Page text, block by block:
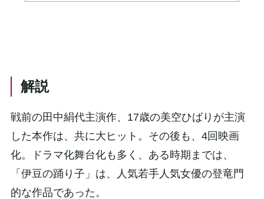
解説
戦前の田中絹代主演作、17歳の美空ひばりが主演
した本作は、共に大ヒット。その後も、4回映画
化。ドラマ化舞台化も多く、ある時期までは、
「伊豆の踊り子」は、人気若手人気女優の登竜門
的な作品であった。